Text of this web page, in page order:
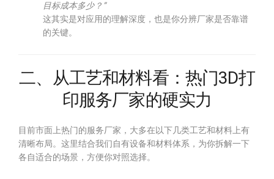
目标成本多少？”
这其实是对应用的理解深度，也是你分辨厂家是否靠谱
的关键。
二、从工艺和材料看：热门3D打
印服务厂家的硬实力
目前市面上热门的服务厂家，大多在以下几类工艺和材料上有
清晰布局。这里结合我们自有设备和材料体系，为你拆解一下
各自适合的场景，方便你对照选择。